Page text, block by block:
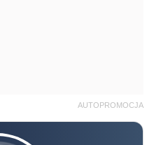
AUTOPROMOCJA